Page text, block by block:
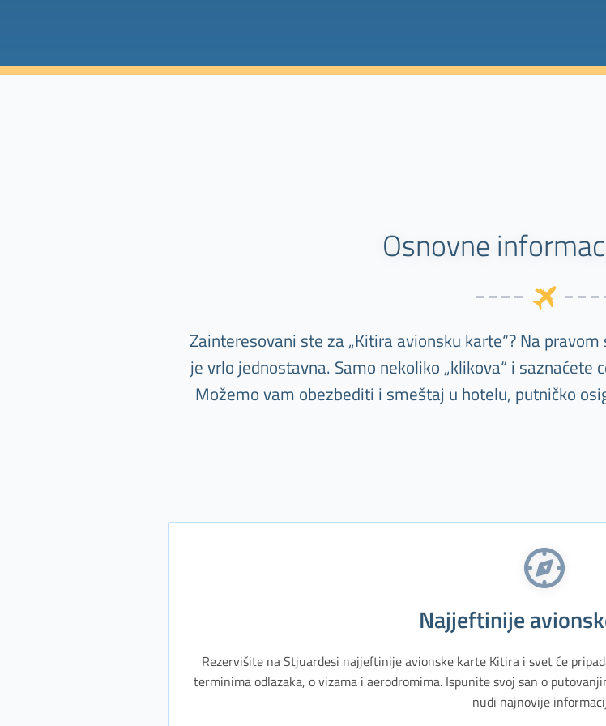
Osnovne
Zainteresovani ste za „Kitira avionsku karte“? Na
je vrlo jednostavna. Samo nekoliko „klikova“ i saznaćete
Možemo vam obezbediti i smeštaj u hotelu, putničko
Najjeftinije
Rezervišite na Stjuardesi najjeftinije avionske karte Kitira i svet će
terminima odlazaka, o vizama i aerodromima. Ispunite svoj san o
nudi najnovije